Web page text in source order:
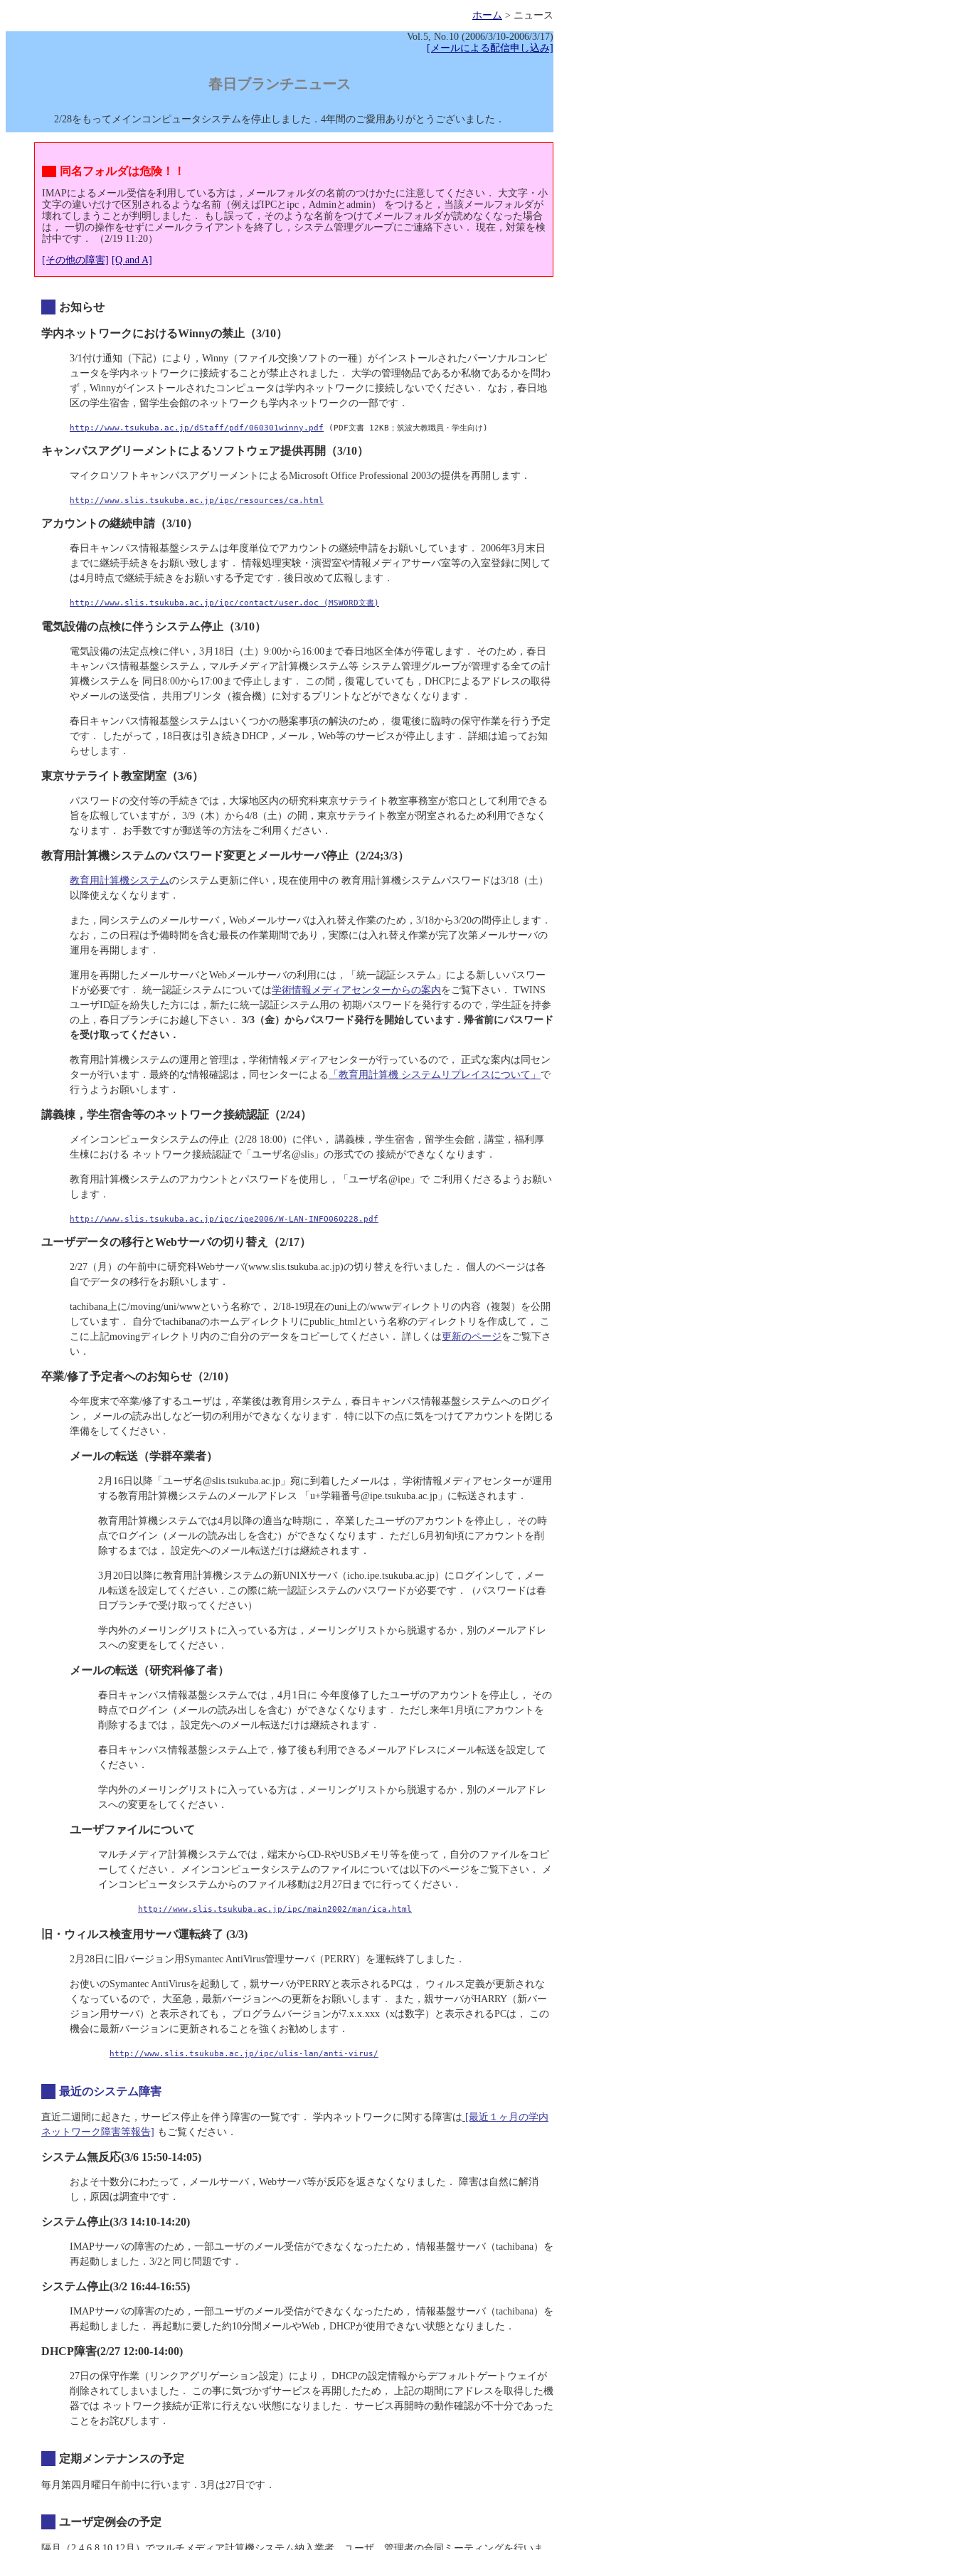
ホーム > ニュース
Vol.5, No.10 (2006/3/10-2006/3/17)
[メールによる配信申し込み]
春日ブランチニュース
2/28をもってメインコンピュータシステムを停止しました．4年間のご愛用ありがとうございました．
同名フォルダは危険！！
IMAPによるメール受信を利用している方は，メールフォルダの名前のつけかたに注意してください． 大文字・小
文字の違いだけで区別されるような名前（例えばIPCとipc，Adminとadmin） をつけると，当該メールフォルダが
壊れてしまうことが判明しました． もし誤って，そのような名前をつけてメールフォルダが読めなくなった場合
は， 一切の操作をせずにメールクライアントを終了し，システム管理グループにご連絡下さい． 現在，対策を検
討中です． （2/19 11:20）
[その他の障害] [Q and A]
お知らせ
学内ネットワークにおけるWinnyの禁止（3/10）
3/1付け通知（下記）により，Winny（ファイル交換ソフトの一種）がインストールされたパーソナルコンピ
ュータを学内ネットワークに接続することが禁止されました． 大学の管理物品であるか私物であるかを問わ
ず，Winnyがインストールされたコンピュータは学内ネットワークに接続しないでください． なお，春日地
区の学生宿舎，留学生会館のネットワークも学内ネットワークの一部です．
http://www.tsukuba.ac.jp/dStaff/pdf/060301winny.pdf (PDF文書 12KB；筑波大教職員・学生向け)
キャンパスアグリーメントによるソフトウェア提供再開（3/10）
マイクロソフトキャンパスアグリーメントによるMicrosoft Office Professional 2003の提供を再開します．
http://www.slis.tsukuba.ac.jp/ipc/resources/ca.html
アカウントの継続申請（3/10）
春日キャンパス情報基盤システムは年度単位でアカウントの継続申請をお願いしています． 2006年3月末日
までに継続手続きをお願い致します． 情報処理実験・演習室や情報メディアサーバ室等の入室登録に関して
は4月時点で継続手続きをお願いする予定です．後日改めて広報します．
http://www.slis.tsukuba.ac.jp/ipc/contact/user.doc (MSWORD文書)
電気設備の点検に伴うシステム停止（3/10）
電気設備の法定点検に伴い，3月18日（土）9:00から16:00まで春日地区全体が停電します． そのため，春日
キャンパス情報基盤システム，マルチメディア計算機システム等 システム管理グループが管理する全ての計
算機システムを 同日8:00から17:00まで停止します． この間，復電していても，DHCPによるアドレスの取得
やメールの送受信， 共用プリンタ（複合機）に対するプリントなどができなくなります．
春日キャンパス情報基盤システムはいくつかの懸案事項の解決のため， 復電後に臨時の保守作業を行う予定
です． したがって，18日夜は引き続きDHCP，メール，Web等のサービスが停止します． 詳細は追ってお知
らせします．
東京サテライト教室閉室（3/6）
パスワードの交付等の手続きでは，大塚地区内の研究科東京サテライト教室事務室が窓口として利用できる
旨を広報していますが， 3/9（木）から4/8（土）の間，東京サテライト教室が閉室されるため利用できなく
なります． お手数ですが郵送等の方法をご利用ください．
教育用計算機システムのパスワード変更とメールサーバ停止（2/24;3/3）
教育用計算機システムのシステム更新に伴い，現在使用中の 教育用計算機システムパスワードは3/18（土）
以降使えなくなります．
また，同システムのメールサーバ，Webメールサーバは入れ替え作業のため，3/18から3/20の間停止します．
なお，この日程は予備時間を含む最長の作業期間であり，実際には入れ替え作業が完了次第メールサーバの
運用を再開します．
運用を再開したメールサーバとWebメールサーバの利用には，「統一認証システム」による新しいパスワー
ドが必要です． 統一認証システムについては学術情報メディアセンターからの案内をご覧下さい． TWINS
ユーザID証を紛失した方には，新たに統一認証システム用の 初期パスワードを発行するので，学生証を持参
の上，春日ブランチにお越し下さい． 3/3（金）からパスワード発行を開始しています．帰省前にパスワード
を受け取ってください．
教育用計算機システムの運用と管理は，学術情報メディアセンターが行っているので， 正式な案内は同セン
ターが行います．最終的な情報確認は，同センターによる
「教育用計算機 システムリプレイスについて」 で
行うようお願いします．
講義棟，学生宿舎等のネットワーク接続認証（2/24）
メインコンピュータシステムの停止（2/28 18:00）に伴い， 講義棟，学生宿舎，留学生会館，講堂，福利厚
生棟における ネットワーク接続認証で「ユーザ名@slis」の形式での 接続ができなくなります．
教育用計算機システムのアカウントとパスワードを使用し，「ユーザ名@ipe」で ご利用くださるようお願い
します．
http://www.slis.tsukuba.ac.jp/ipc/ipe2006/W-LAN-INFO060228.pdf
ユーザデータの移行とWebサーバの切り替え（2/17）
2/27（月）の午前中に研究科Webサーバ(www.slis.tsukuba.ac.jp)の切り替えを行いました． 個人のページは各
自でデータの移行をお願いします．
tachibana上に/moving/uni/wwwという名称で， 2/18-19現在のuni上の/wwwディレクトリの内容（複製）を公開
しています． 自分でtachibanaのホームディレクトリにpublic_htmlという名称のディレクトリを作成して， こ
こに上記movingディレクトリ内のご自分のデータをコピーしてください． 詳しくは更新のページをご覧下さ
い．
卒業/修了予定者へのお知らせ（2/10）
今年度末で卒業/修了するユーザは，卒業後は教育用システム，春日キャンパス情報基盤システムへのログイ
ン， メールの読み出しなど一切の利用ができなくなります． 特に以下の点に気をつけてアカウントを閉じる
準備をしてください．
メールの転送（学群卒業者）
2月16日以降「ユーザ名@slis.tsukuba.ac.jp」宛に到着したメールは， 学術情報メディアセンターが運用
する教育用計算機システムのメールアドレス 「u+学籍番号@ipe.tsukuba.ac.jp」に転送されます．
教育用計算機システムでは4月以降の適当な時期に， 卒業したユーザのアカウントを停止し， その時
点でログイン（メールの読み出しを含む）ができなくなります． ただし6月初旬頃にアカウントを削
除するまでは， 設定先へのメール転送だけは継続されます．
3月20日以降に教育用計算機システムの新UNIXサーバ（icho.ipe.tsukuba.ac.jp）にログインして，メー
ル転送を設定してください．この際に統一認証システムのパスワードが必要です．（パスワードは春
日ブランチで受け取ってください）
学内外のメーリングリストに入っている方は，メーリングリストから脱退するか，別のメールアドレ
スへの変更をしてください．
メールの転送（研究科修了者）
春日キャンパス情報基盤システムでは，4月1日に 今年度修了したユーザのアカウントを停止し， その
時点でログイン（メールの読み出しを含む）ができなくなります． ただし来年1月頃にアカウントを
削除するまでは， 設定先へのメール転送だけは継続されます．
春日キャンパス情報基盤システム上で，修了後も利用できるメールアドレスにメール転送を設定して
ください．
学内外のメーリングリストに入っている方は，メーリングリストから脱退するか，別のメールアドレ
スへの変更をしてください．
ユーザファイルについて
マルチメディア計算機システムでは，端末からCD-RやUSBメモリ等を使って，自分のファイルをコピ
ーしてください． メインコンピュータシステムのファイルについては以下のページをご覧下さい． メ
インコンピュータシステムからのファイル移動は2月27日までに行ってください．
http://www.slis.tsukuba.ac.jp/ipc/main2002/man/ica.html
旧・ウィルス検査用サーバ運転終了 (3/3)
2月28日に旧バージョン用Symantec AntiVirus管理サーバ（PERRY）を運転終了しました．
お使いのSymantec AntiVirusを起動して，親サーバがPERRYと表示されるPCは， ウィルス定義が更新されな
くなっているので， 大至急，最新バージョンへの更新をお願いします． また，親サーバがHARRY（新バー
ジョン用サーバ）と表示されても， プログラムバージョンが7.x.x.xxx（xは数字）と表示されるPCは， この
機会に最新バージョンに更新されることを強くお勧めします．
http://www.slis.tsukuba.ac.jp/ipc/ulis-lan/anti-virus/
最近のシステム障害
直近二週間に起きた，サービス停止を伴う障害の一覧です． 学内ネットワークに関する障害は [最近１ヶ月の学内
ネットワーク障害等報告] もご覧ください．
システム無反応(3/6 15:50-14:05)
およそ十数分にわたって，メールサーバ，Webサーバ等が反応を返さなくなりました． 障害は自然に解消
し，原因は調査中です．
システム停止(3/3 14:10-14:20)
IMAPサーバの障害のため，一部ユーザのメール受信ができなくなったため， 情報基盤サーバ（tachibana）を
再起動しました．3/2と同じ問題です．
システム停止(3/2 16:44-16:55)
IMAPサーバの障害のため，一部ユーザのメール受信ができなくなったため， 情報基盤サーバ（tachibana）を
再起動しました． 再起動に要した約10分間メールやWeb，DHCPが使用できない状態となりました．
DHCP障害(2/27 12:00-14:00)
27日の保守作業（リンクアグリゲーション設定）により， DHCPの設定情報からデフォルトゲートウェイが
削除されてしまいました． この事に気づかずサービスを再開したため， 上記の期間にアドレスを取得した機
器では ネットワーク接続が正常に行えない状態になりました． サービス再開時の動作確認が不十分であった
ことをお詫びします．
定期メンテナンスの予定
毎月第四月曜日午前中に行います．3月は27日です．
ユーザ定例会の予定